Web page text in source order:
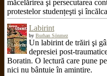
măcelărirea şi persecutarea
protestelor studențeşti şi
Labirint
by Burhan Sönmez
Un labirint de trăiri şi
depresiei post-
Boratin. O lectură care pune
nici nu bântuie în amintire.